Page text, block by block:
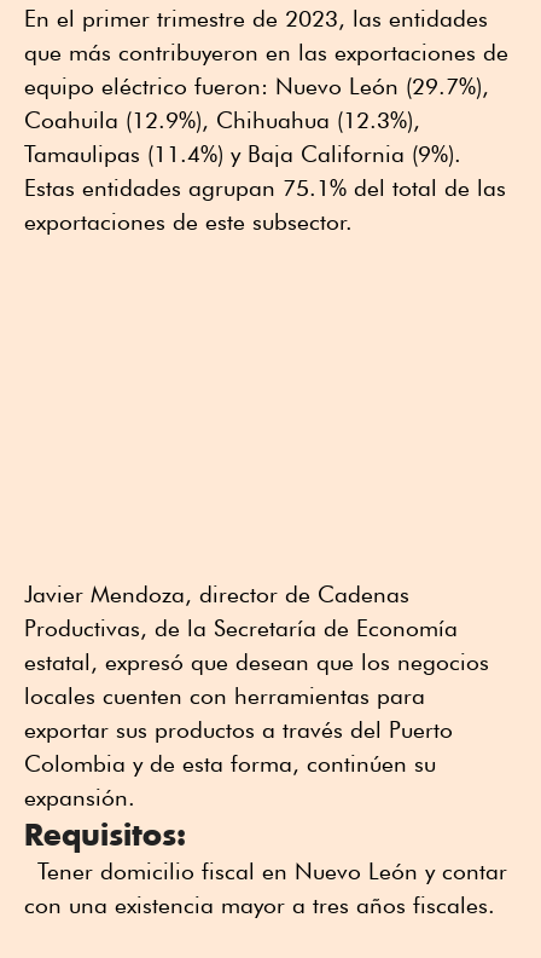
En el primer trimestre de 2023, las entidades
que más contribuyeron en las exportaciones de
equipo eléctrico fueron: Nuevo León (29.7%),
Coahuila (12.9%), Chihuahua (12.3%),
Tamaulipas (11.4%) y Baja California (9%).
Estas entidades agrupan 75.1% del total de las
exportaciones de este subsector.
Javier Mendoza, director de Cadenas
Productivas, de la Secretaría de Economía
estatal, expresó que desean que los negocios
locales cuenten con herramientas para
exportar sus productos a través del Puerto
Colombia y de esta forma, continúen su
expansión.
Requisitos:
Tener domicilio fiscal en Nuevo León y contar
con una existencia mayor a tres años fiscales.